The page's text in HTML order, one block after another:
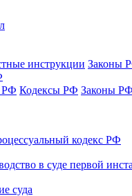
инструкции Законы
РФ Кодексы РФ Законы РФ
кодекс РФ
в суде первой
суда